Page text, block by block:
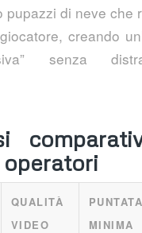
pupazzi di neve che
creando
senza
QUALITÀ
VIDEO
PUNTATA
MINIMA